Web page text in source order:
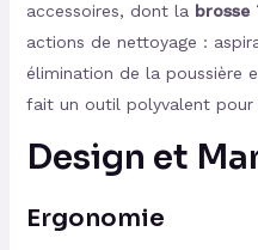
accessoires, dont la brosse
actions de nettoyage :
élimination de la poussière
fait un outil polyvalent pour
Design et
Ergonomie